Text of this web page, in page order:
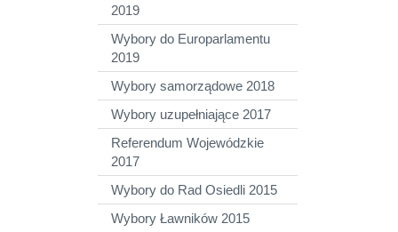
2019
Wybory do Europarlamentu
2019
Wybory samorządowe 2018
Wybory uzupełniające 2017
Referendum Wojewódzkie
2017
Wybory do Rad Osiedli 2015
Wybory Ławników 2015